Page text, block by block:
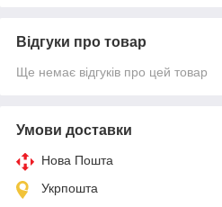
Відгуки про товар
Ще немає відгуків про цей товар
Умови доставки
Нова Пошта
Укрпошта